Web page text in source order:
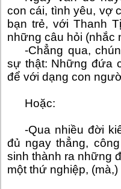
con cái, tình yêu, vợ
bạn trẻ, với Thanh
những câu hỏi (nhắc
-Chẳng qua,
sự thật: Những đứa
để với dạng con
Hoặc:
-Qua nhiều đời
đủ ngay thẳng,
sinh thành ra những
một thứ nghiệp,